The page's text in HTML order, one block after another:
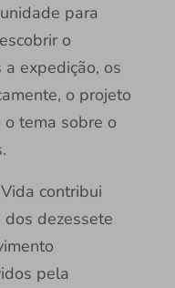
para
o
expedição, os
o projeto
tema sobre o
contribui
dezessete
pela